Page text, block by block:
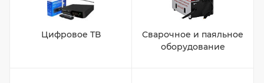
Цифровое ТВ
Сварочное и паяльное
оборудование